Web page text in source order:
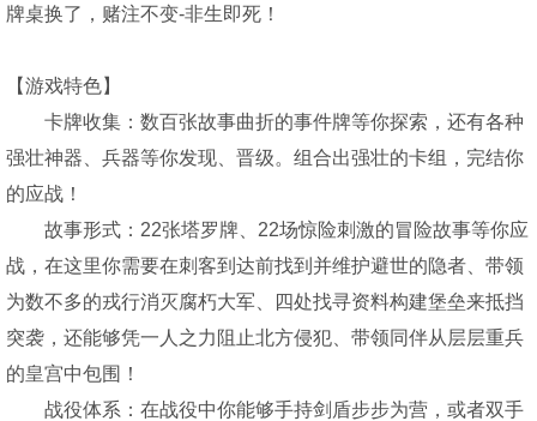
牌桌换了，赌注不变-非生即死！
【游戏特色】
卡牌收集：数百张故事曲折的事件牌等你探索，还有各种
强壮神器、兵器等你发现、晋级。组合出强壮的卡组，完结你
的应战！
故事形式：22张塔罗牌、22场惊险刺激的冒险故事等你应
战，在这里你需要在刺客到达前找到并维护避世的隐者、带领
为数不多的戎行消灭腐朽大军、四处找寻资料构建堡垒来抵挡
突袭，还能够凭一人之力阻止北方侵犯、带领同伴从层层重兵
的皇宫中包围！
战役体系：在战役中你能够手持剑盾步步为营，或者双手